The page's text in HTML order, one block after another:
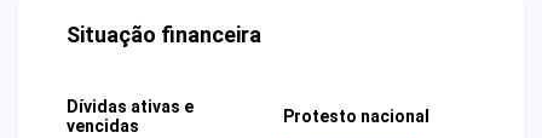
Situação financeira
Dívidas ativas e
vencidas
Protesto nacional